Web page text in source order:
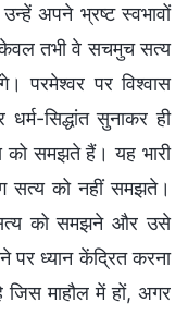
अपने भ्रष्ट स्वभावों
केवल तभी वे सचमुच सत्य
परमेश्वर पर विश्वास
सिद्धांत सुनाकर ही
समझते हैं। यह भारी
सत्य को नहीं समझते।
सत्य को समझने और उसे
पर ध्यान केंद्रित करना
जिस माहौल में हों, अगर